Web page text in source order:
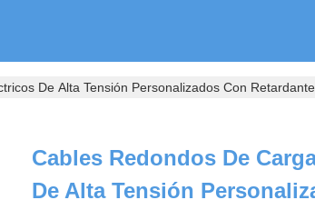
De Alta Tensión Personalizados Con
Cables Redondos De
De Alta Tensión